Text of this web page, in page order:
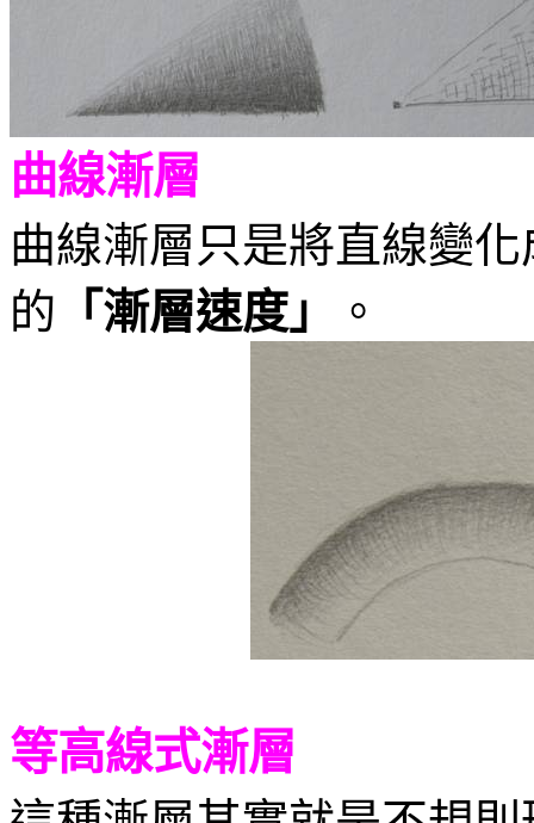
曲線漸層
曲線漸層只是將直線變
的 「漸層速度」 。
等高線式漸層